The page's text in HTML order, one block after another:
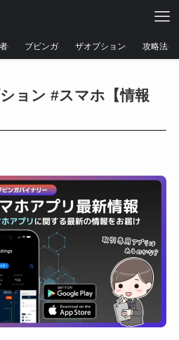
ブビンガ ザオプション 攻略法
ョン #スマホ【情報